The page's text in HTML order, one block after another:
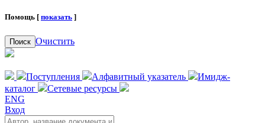
Помощь [ показать ]
Поиск Очистить
Поступления Алфавитный указатель
Имидж-
каталог
Сетевые ресурсы
ENG
Вход